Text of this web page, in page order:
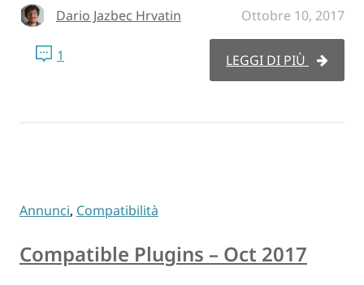
Dario Jazbec Hrvatin Ottobre 10, 2017
1 LEGGI DI PIÙ
Annunci, Compatibilità
Compatible Plugins – Oct 2017